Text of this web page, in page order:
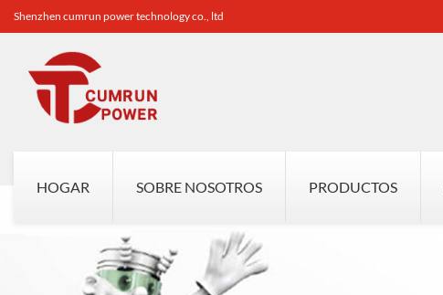
Shenzhen cumrun power technology co., ltd
HOGAR SOBRE NOSOTROS PRODUCTOS